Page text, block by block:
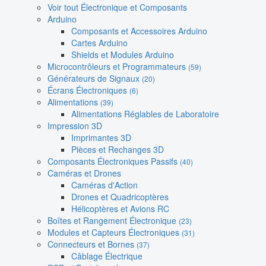
Voir tout Électronique et Composants
Arduino
Composants et Accessoires Arduino
Cartes Arduino
Shields et Modules Arduino
Microcontrôleurs et Programmateurs (59)
Générateurs de Signaux (20)
Écrans Électroniques (6)
Alimentations (39)
Alimentations Réglables de Laboratoire
Impression 3D
Imprimantes 3D
Pièces et Rechanges 3D
Composants Électroniques Passifs (40)
Caméras et Drones
Caméras d'Action
Drones et Quadricoptères
Hélicoptères et Avions RC
Boîtes et Rangement Électronique (23)
Modules et Capteurs Électroniques (31)
Connecteurs et Bornes (37)
Câblage Électrique